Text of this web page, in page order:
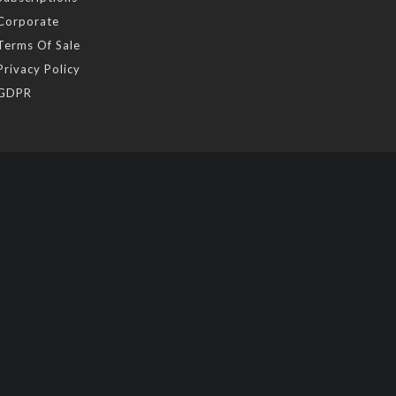
Of Sale
Policy